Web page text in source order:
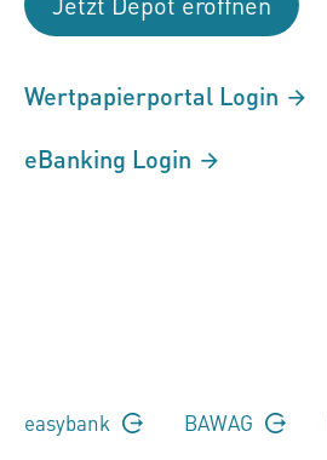
Wertpapierportal Login
eBanking Login
easybank BAWAG